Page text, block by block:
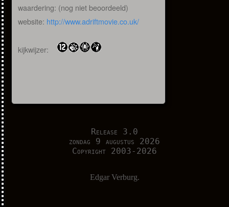
waardering: (nog niet beoordeeld)
website: http://www.adriftmovie.co.uk/
kijkwijzer:
Release 3.0
zondag 9 augustus 2026
Copyright 2003-2026
Edgar Verburg.